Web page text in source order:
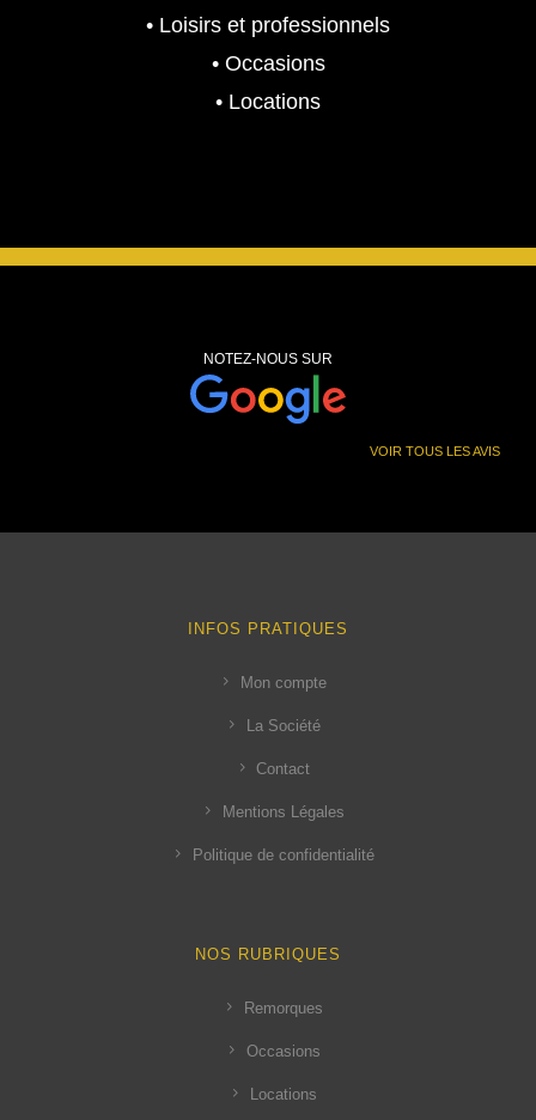
• Loisirs et professionnels
• Occasions
• Locations
NOTEZ-NOUS SUR
VOIR TOUS LES AVIS
INFOS PRATIQUES
Mon compte
La Société
Contact
Mentions Légales
Politique de confidentialité
NOS RUBRIQUES
Remorques
Occasions
Locations